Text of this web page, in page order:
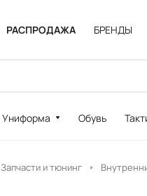
РАСПРОДАЖА БРЕНДЫ
Униформа Обувь
Запчасти и тюнинг